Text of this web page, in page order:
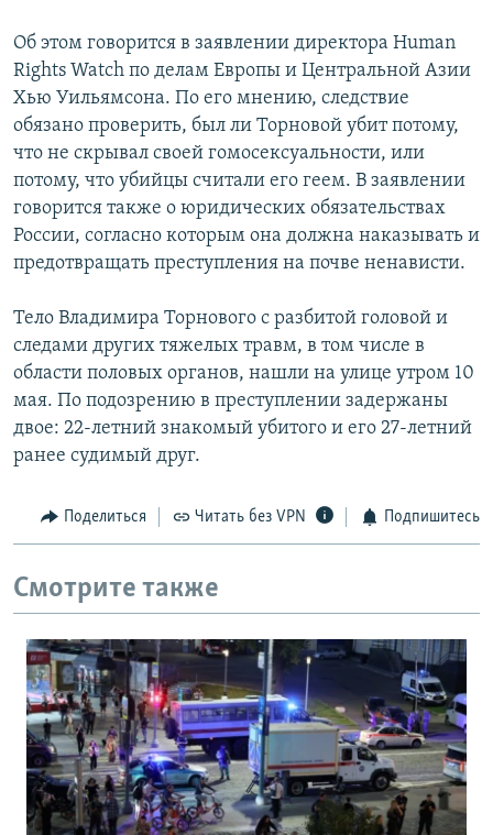
СОЦИАЛЬНЫЕ СЕТИ
Все сайты РСЕ/РС
Об этом говорится в заявлении директора Human
Rights Watch по делам Европы и Центральной Азии
Хью Уильямсона. По его мнению, следствие
обязано проверить, был ли Торновой убит потому,
что не скрывал своей гомосексуальности, или
потому, что убийцы считали его геем. В заявлении
говорится также о юридических обязательствах
России, согласно которым она должна наказывать и
предотвращать преступления на почве ненависти.
Тело Владимира Торнового с разбитой головой и
следами других тяжелых травм, в том числе в
области половых органов, нашли на улице утром 10
мая. По подозрению в преступлении задержаны
двое: 22-летний знакомый убитого и его 27-летний
ранее судимый друг.
Поделиться Читать без VPN Подпишитесь
Смотрите также